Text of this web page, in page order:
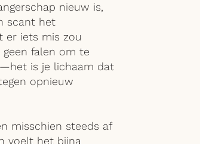
nieuw is,
scant het
er iets mis zou
geen falen om te
is je lichaam dat
opnieuw
misschien steeds af
voelt het bijna